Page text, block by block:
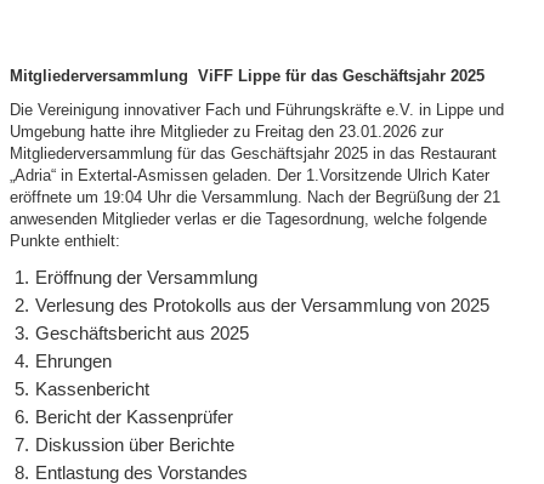
Mitgliederversammlung ViFF Lippe für das Geschäftsjahr 2025
Die Vereinigung innovativer Fach und Führungskräfte e.V. in Lippe und
Umgebung hatte ihre Mitglieder zu Freitag den 23.01.2026 zur
Mitgliederversammlung für das Geschäftsjahr 2025 in das Restaurant
„Adria“ in Extertal-Asmissen geladen. Der 1.Vorsitzende Ulrich Kater
eröffnete um 19:04 Uhr die Versammlung. Nach der Begrüßung der 21
anwesenden Mitglieder verlas er die Tagesordnung, welche folgende
Punkte enthielt:
Eröffnung der Versammlung
Verlesung des Protokolls aus der Versammlung von 2025
Geschäftsbericht aus 2025
Ehrungen
Kassenbericht
Bericht der Kassenprüfer
Diskussion über Berichte
Entlastung des Vorstandes